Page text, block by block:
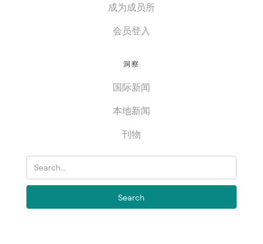
成为成员所
会员登入
洞察
国际新闻
本地新闻
刊物